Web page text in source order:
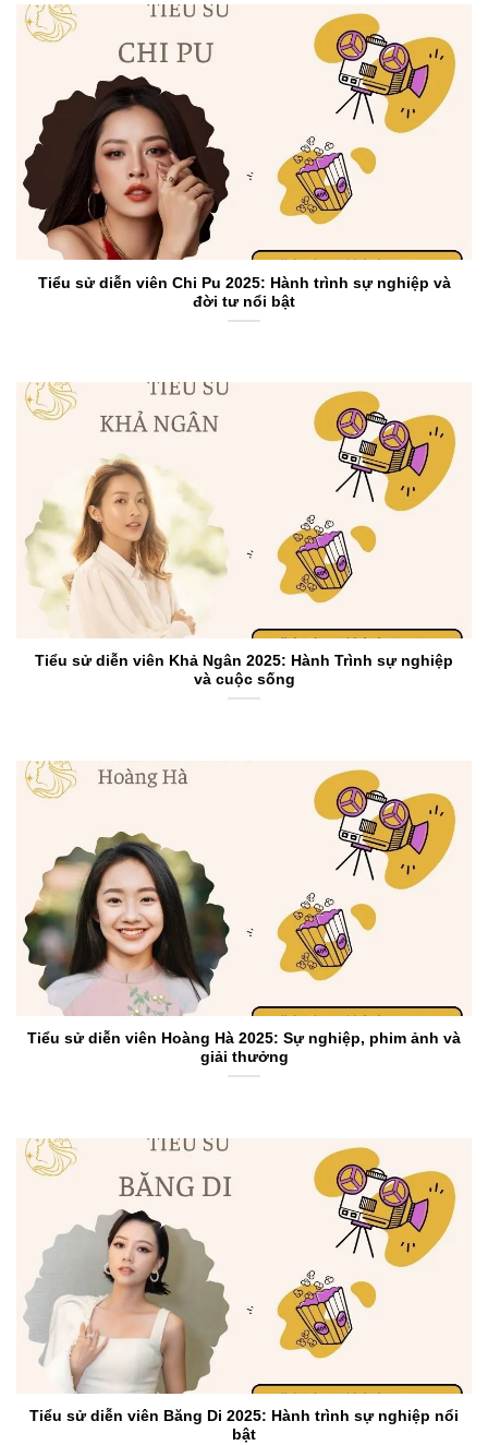
Tiểu sử diễn viên Chi Pu 2025: Hành trình sự nghiệp và
đời tư nổi bật
Tiểu sử diễn viên Khả Ngân 2025: Hành Trình sự nghiệp
và cuộc sống
Tiểu sử diễn viên Hoàng Hà 2025: Sự nghiệp, phim ảnh và
giải thưởng
Tiểu sử diễn viên Băng Di 2025: Hành trình sự nghiệp nổi
bật